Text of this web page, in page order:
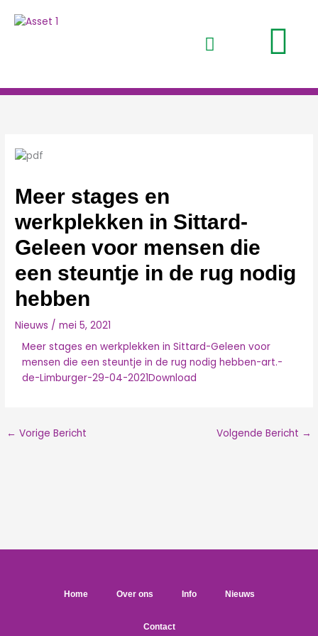
naar
Meer stages en
werkplekken in Sittard-
Geleen voor mensen die
een steuntje in de rug nodig
hebben
Nieuws /mei 5, 2021
Meer stages en werkplekken in Sittard-Geleen voor
mensen die een steuntje in de rug nodig hebben-art.-
de-Limburger-29-04-2021Download
← Vorige Bericht Volgende Bericht →
Home Over ons Info Nieuws
Contact